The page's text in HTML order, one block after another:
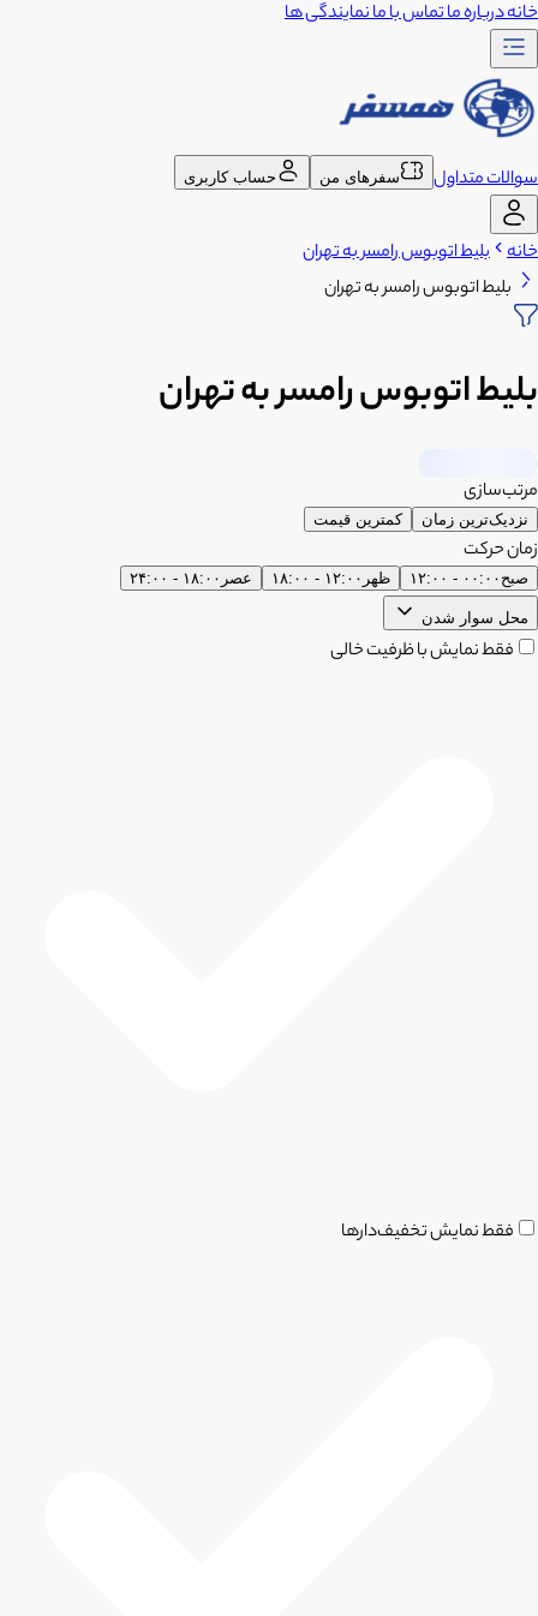
خانهدرباره ماتماس با مانمایندگی ها
سوالات متداول سفرهای من حساب کاربری
خانه بلیط اتوبوس رامسر به تهران
بلیط اتوبوس رامسر به تهران
بلیط اتوبوس رامسر به تهران
مرتب‌سازی
نزدیک‌ترین زمان کمترین قیمت
زمان حرکت
صبح ۰۰:۰۰ - ۱۲:۰۰ ظهر ۱۲:۰۰ - ۱۸:۰۰ عصر ۱۸:۰۰ - ۲۴:۰۰
محل سوار شدن
فقط نمایش با ظرفیت خالی
فقط نمایش تخفیف‌دارها